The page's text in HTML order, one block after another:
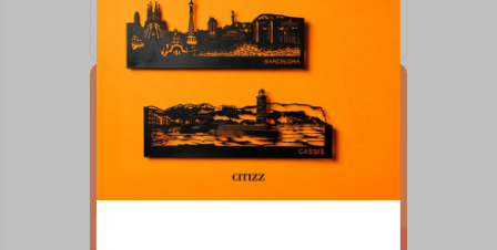
Argenton-sur-Creuse
À partir de80,00€